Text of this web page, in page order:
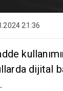
21:36
dijital